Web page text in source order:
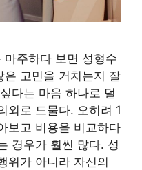
주하다 보면 성형수
은 고민을 거치는지 잘
다는 마음 하나로 덜
외로 드물다. 오히려 1
보고 비용을 비교하다
경우가 훨씬 많다. 성
위가 아니라 자신의